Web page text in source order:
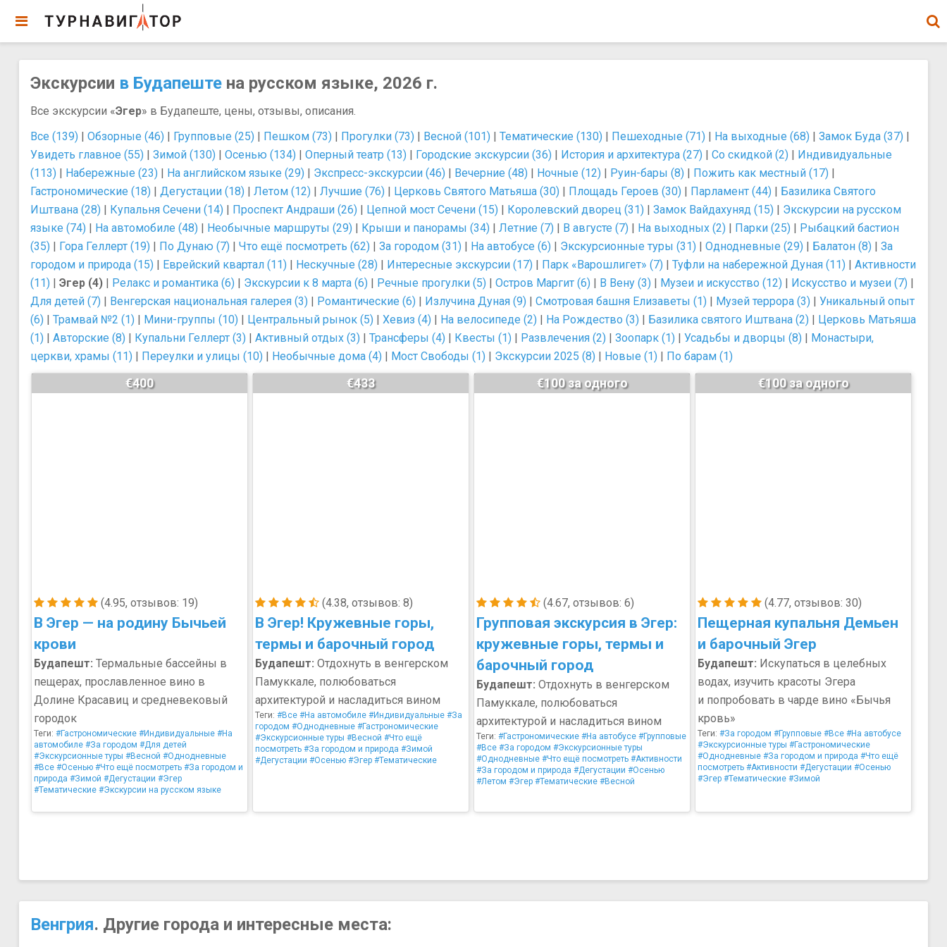
Экскурсии в Будапеште на русском языке, 2026 г.
Все экскурсии «Эгер» в Будапеште, цены, отзывы, описания.
Все (139) | Обзорные (46) | Групповые (25) | Пешком (73) | Прогулки (73) | Весной (101) | Тематические (130) | Пешеходные (71) | На выходные (68) | Замок Буда (37) |
Увидеть главное (55) | Зимой (130) | Осенью (134) | Оперный театр (13) | Городские экскурсии (36) | История и архитектура (27) | Со скидкой (2) | Индивидуальные
(113) | Набережные (23) | На английском языке (29) | Экспресс-экскурсии (46) | Вечерние (48) | Ночные (12) | Руин-бары (8) | Пожить как местный (17) |
Гастрономические (18) | Дегустации (18) | Летом (12) | Лучшие (76) | Церковь Святого Матьяша (30) | Площадь Героев (30) | Парламент (44) | Базилика Святого
Иштвана (28) | Купальня Сечени (14) | Проспект Андраши (26) | Цепной мост Сечени (15) | Королевский дворец (31) | Замок Вайдахуняд (15) | Экскурсии на русском
языке (74) | На автомобиле (48) | Необычные маршруты (29) | Крыши и панорамы (34) | Летние (7) | В августе (7) | На выходных (2) | Парки (25) | Рыбацкий бастион
(35) | Гора Геллерт (19) | По Дунаю (7) | Что ещё посмотреть (62) | За городом (31) | На автобусе (6) | Экскурсионные туры (31) | Однодневные (29) | Балатон (8) | За
городом и природа (15) | Еврейский квартал (11) | Нескучные (28) | Интересные экскурсии (17) | Парк «Варошлигет» (7) | Туфли на набережной Дуная (11) | Активности
(11) | Эгер (4) | Релакс и романтика (6) | Экскурсии к 8 марта (6) | Речные прогулки (5) | Остров Маргит (6) | В Вену (3) | Музеи и искусство (12) | Искусство и музеи (7) |
Для детей (7) | Венгерская национальная галерея (3) | Романтические (6) | Излучина Дуная (9) | Смотровая башня Елизаветы (1) | Музей террора (3) | Уникальный опыт
(6) | Трамвай №2 (1) | Мини-группы (10) | Центральный рынок (5) | Хевиз (4) | На велосипеде (2) | На Рождество (3) | Базилика святого Иштвана (2) | Церковь Матьяша
(1) | Авторские (8) | Купальни Геллерт (3) | Активный отдых (3) | Трансферы (4) | Квесты (1) | Развлечения (2) | Зоопарк (1) | Усадьбы и дворцы (8) | Монастыри,
церкви, храмы (11) | Переулки и улицы (10) | Необычные дома (4) | Мост Свободы (1) | Экскурсии 2025 (8) | Новые (1) | По барам (1)
(4.95, отзывов: 19)
В Эгер — на родину Бычьей
крови
€400
Будапешт: Термальные бассейны в
пещерах, прославленное вино в
Долине Красавиц и средневековый
городок
Теги: #Гастрономические #Индивидуальные #На
автомобиле #За городом #Для детей
#Экскурсионные туры #Весной #Однодневные
#Все #Осенью #Что ещё посмотреть #За городом и
природа #Зимой #Дегустации #Эгер
#Тематические #Экскурсии на русском языке
(4.38, отзывов: 8)
В Эгер! Кружевные горы,
термы и барочный город
€433
Будапешт: Отдохнуть в венгерском
Памуккале, полюбоваться
архитектурой и насладиться вином
Теги: #Все #На автомобиле #Индивидуальные #За
городом #Однодневные #Гастрономические
#Экскурсионные туры #Весной #Что ещё
посмотреть #За городом и природа #Зимой
#Дегустации #Осенью #Эгер #Тематические
(4.67, отзывов: 6)
Групповая экскурсия в Эгер:
кружевные горы, термы и
барочный город
€100 за одного
Будапешт: Отдохнуть в венгерском
Памуккале, полюбоваться
архитектурой и насладиться вином
Теги: #Гастрономические #На автобусе #Групповые
#Все #За городом #Экскурсионные туры
#Однодневные #Что ещё посмотреть #Активности
#За городом и природа #Дегустации #Осенью
#Летом #Эгер #Тематические #Весной
(4.77, отзывов: 30)
Пещерная купальня Демьен
и барочный Эгер
€100 за одного
Будапешт: Искупаться в целебных
водах, изучить красоты Эгера
и попробовать в чарде вино «Бычья
кровь»
Теги: #За городом #Групповые #Все #На автобусе
#Экскурсионные туры #Гастрономические
#Однодневные #За городом и природа #Что ещё
посмотреть #Активности #Дегустации #Осенью
#Эгер #Тематические #Зимой
Венгрия. Другие города и интересные места: